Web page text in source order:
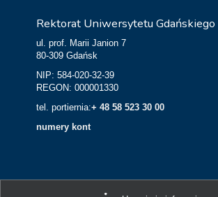
Rektorat Uniwersytetu Gdańskiego
ul. prof. Marii Janion 7
80-309 Gdańsk
NIP: 584-020-32-39
REGON: 000001330
tel. portiernia:+ 48 58 523 30 00
numery kont